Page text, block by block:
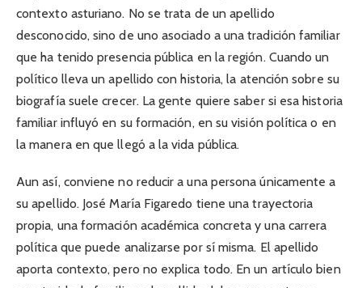
contexto asturiano. No se trata de un apellido
desconocido, sino de uno asociado a una tradición familiar
que ha tenido presencia pública en la región. Cuando un
político lleva un apellido con historia, la atención sobre su
biografía suele crecer. La gente quiere saber si esa historia
familiar influyó en su formación, en su visión política o en
la manera en que llegó a la vida pública.
Aun así, conviene no reducir a una persona únicamente a
su apellido. José María Figaredo tiene una trayectoria
propia, una formación académica concreta y una carrera
política que puede analizarse por sí misma. El apellido
aporta contexto, pero no explica todo. En un artículo bien